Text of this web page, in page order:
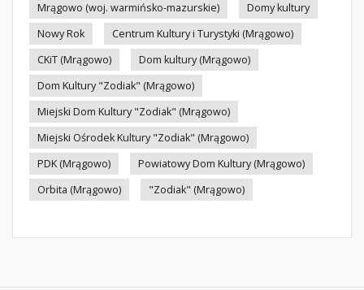
Mrągowo (woj. warmińsko-mazurskie)
Domy kultury
Nowy Rok
Centrum Kultury i Turystyki (Mrągowo)
CKiT (Mrągowo)
Dom kultury (Mrągowo)
Dom Kultury "Zodiak" (Mrągowo)
Miejski Dom Kultury "Zodiak" (Mrągowo)
Miejski Ośrodek Kultury "Zodiak" (Mrągowo)
PDK (Mrągowo)
Powiatowy Dom Kultury (Mrągowo)
Orbita (Mrągowo)
"Zodiak" (Mrągowo)